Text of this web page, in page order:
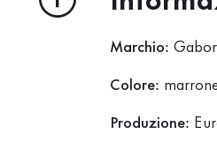
Marchio: Gabor
Colore:
Produzione: